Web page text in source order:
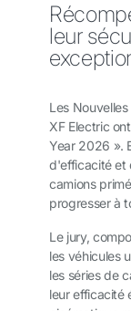
leur
Les
XF Electric
Year 2026 ».
d'efficacité et
camions
progresser à
Le jury,
les véhicules
les séries de
leur efficacité